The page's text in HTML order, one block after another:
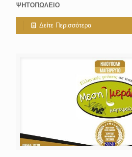
ΨΗΤΟΠΩΛΕΙΟ
Δείτε Περισσότερα